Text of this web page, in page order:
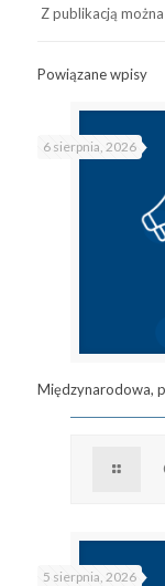
Z publikacją
Powiązane wpisy
6 sierpnia, 2026
Międzynarodowa,
5 sierpnia, 2026